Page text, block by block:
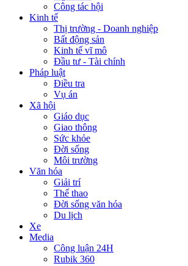
Công tác hội
Kinh tế
Thị trường - Doanh nghiệp
Bất động sản
Kinh tế vĩ mô
Đầu tư - Tài chính
Pháp luật
Điều tra
Vụ án
Xã hội
Giáo dục
Giao thông
Sức khỏe
Đời sống
Môi trường
Văn hóa
Giải trí
Thể thao
Đời sống văn hóa
Du lịch
Xe
Media
Công luận 24H
Rubik 360